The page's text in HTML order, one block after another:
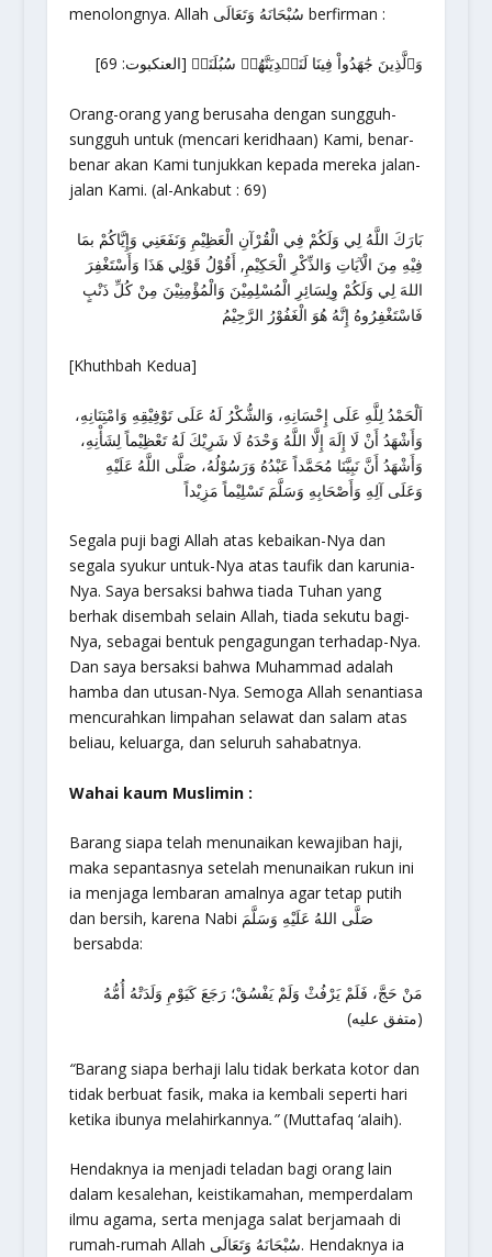
menolongnya. Allah سُبْحَانَهُ وَتَعَالَى berfirman :
وَٱلَّذِينَ جَٰهَدُواْ فِينَا لَنَهۡدِيَنَّهُمۡ سُبُلَنَاۚ [العنكبوت: 69]
Orang-orang yang berusaha dengan sungguh-
sungguh untuk (mencari keridhaan) Kami, benar-
benar akan Kami tunjukkan kepada mereka jalan-
jalan Kami. (al-Ankabut : 69)
بَارَكَ اللَّهُ لِي وَلَكُمْ فِي الْقُرْآنِ الْعَظِيْمِ وَنَفَعَنِي وَإِيَّاكُمْ بمَا
فِيْهِ مِنَ الْآيَاتِ وَالذِّكْرِ الْحَكِيْمِ, أَقُوْلُ قَوْلِي هَذَا وَأَسْتَغْفِرَ
اللهَ لِي وَلَكُمْ وِلِسَائِرِ الْمُسْلِمِيْنَ وَالْمُؤْمِنِيْنَ مِنْ كُلِّ ذَنْبٍ
فَاسْتَغْفِرُوهُ إِنَّهُ هُوَ الْغَفُوْرُ الرَّحِيْمُ
[Khuthbah Kedua]
اَلْحَمْدُ لِلَّهِ عَلَى إِحْسَانِهِ، وَالشُّكْرُ لَهُ عَلَى تَوْفِيْقِهِ وَامْتِنَانِهِ،
وَأَشْهَدُ أَنْ لَا إِلَهَ إِلَّا اللَّهُ وَحْدَهُ لَا شَرِيْكَ لَهُ تَعْظِيْماً لِشَأْنِهِ،
وَأَشْهَدُ أَنَّ نَبِيَّنَا مُحَمَّداً عَبْدُهُ وَرَسُوْلُهُ، صَلَّى اللَّهُ عَلَيْهِ
وَعَلَى آلِهِ وَأَصْحَابِهِ وَسَلَّمَ تَسْلِيْماً مَزِيْداً
Segala puji bagi Allah atas kebaikan-Nya dan
segala syukur untuk-Nya atas taufik dan karunia-
Nya. Saya bersaksi bahwa tiada Tuhan yang
berhak disembah selain Allah, tiada sekutu bagi-
Nya, sebagai bentuk pengagungan terhadap-Nya.
Dan saya bersaksi bahwa Muhammad adalah
hamba dan utusan-Nya. Semoga Allah senantiasa
mencurahkan limpahan selawat dan salam atas
beliau, keluarga, dan seluruh sahabatnya.
Wahai kaum Muslimin :
Barang siapa telah menunaikan kewajiban haji,
maka sepantasnya setelah menunaikan rukun ini
ia menjaga lembaran amalnya agar tetap putih
dan bersih, karena Nabi صَلَّى اللهُ عَلَيْهِ وَسَلَّمَ
bersabda:
مَنْ حَجَّ، فَلَمْ يَرْفُثْ وَلَمْ يَفْسُقْ؛ رَجَعَ كَيَوْمِ وَلَدَتْهُ أُمُّهُ
(متفق عليه)
“Barang siapa berhaji lalu tidak berkata kotor dan
tidak berbuat fasik, maka ia kembali seperti hari
ketika ibunya melahirkannya.”(Muttafaq ‘alaih).
Hendaknya ia menjadi teladan bagi orang lain
dalam kesalehan, keistikamahan, memperdalam
ilmu agama, serta menjaga salat berjamaah di
rumah-rumah Allah سُبْحَانَهُ وَتَعَالَى. Hendaknya ia